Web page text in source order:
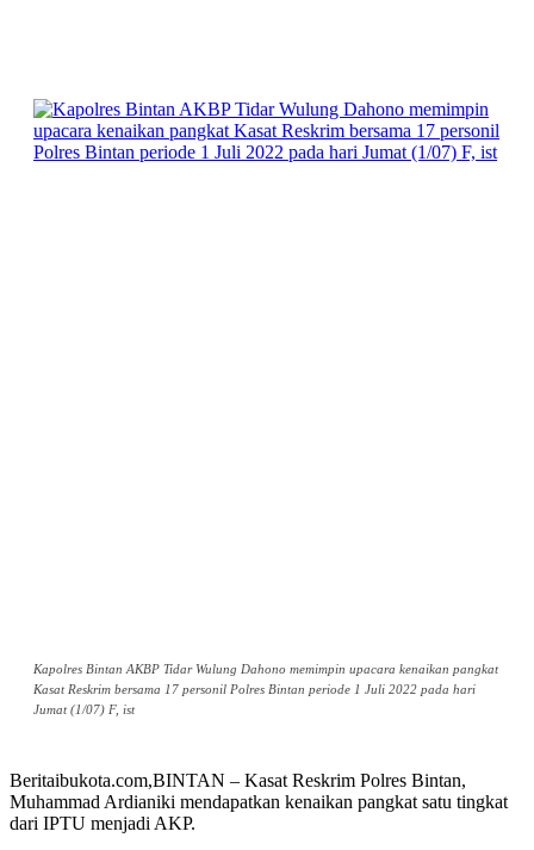
Kapolres Bintan AKBP Tidar Wulung Dahono memimpin upacara kenaikan pangkat
Kasat Reskrim bersama 17 personil Polres Bintan periode 1 Juli 2022 pada hari
Jumat (1/07) F, ist
Beritaibukota.com,BINTAN – Kasat Reskrim Polres Bintan,
Muhammad Ardianiki mendapatkan kenaikan pangkat satu tingkat
dari IPTU menjadi AKP.